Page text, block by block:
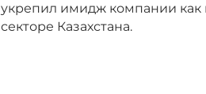
укрепил имидж компании
секторе Казахстана.